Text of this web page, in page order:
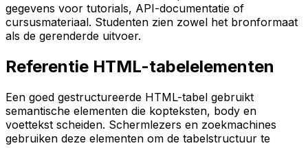
gegevens voor tutorials, API-documentatie of
cursusmateriaal. Studenten zien zowel het bronformaat
als de gerenderde uitvoer.
Referentie HTML-tabelelementen
Een goed gestructureerde HTML-tabel gebruikt
semantische elementen die kopteksten, body en
voettekst scheiden. Schermlezers en zoekmachines
gebruiken deze elementen om de tabelstructuur te